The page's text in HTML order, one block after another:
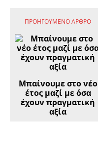
ΠΡΟΗΓΟΎΜΕΝΟ ΆΡΘΡΟ
Μπαίνουμε στο νέο
έτος μαζί με όσα
έχουν πραγματική
αξία